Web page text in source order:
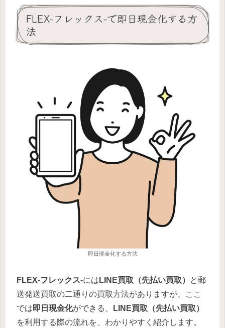
FLEX-フレックス-で即日現金化する方
法
即日現金化する方法
FLEX-フレックス-には LINE買取（先払い買取）
と郵
送発送買取の二通りの買取方法がありますが、ここ
では 即日現金化ができる、
LINE買取（先払い買取）
を利用する際の流れを、わかりやすく紹介します。